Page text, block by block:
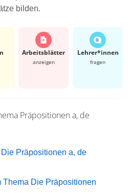
bilden.
Arbeits­blätter
anzeigen
Lehrer*​innen
fragen
Präpositionen a, de
Präpositionen a, de
Thema Die Präpositionen